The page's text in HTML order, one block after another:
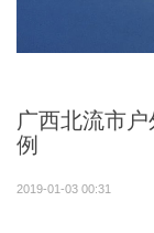
广西北流市
例
2019-01-03 00:31